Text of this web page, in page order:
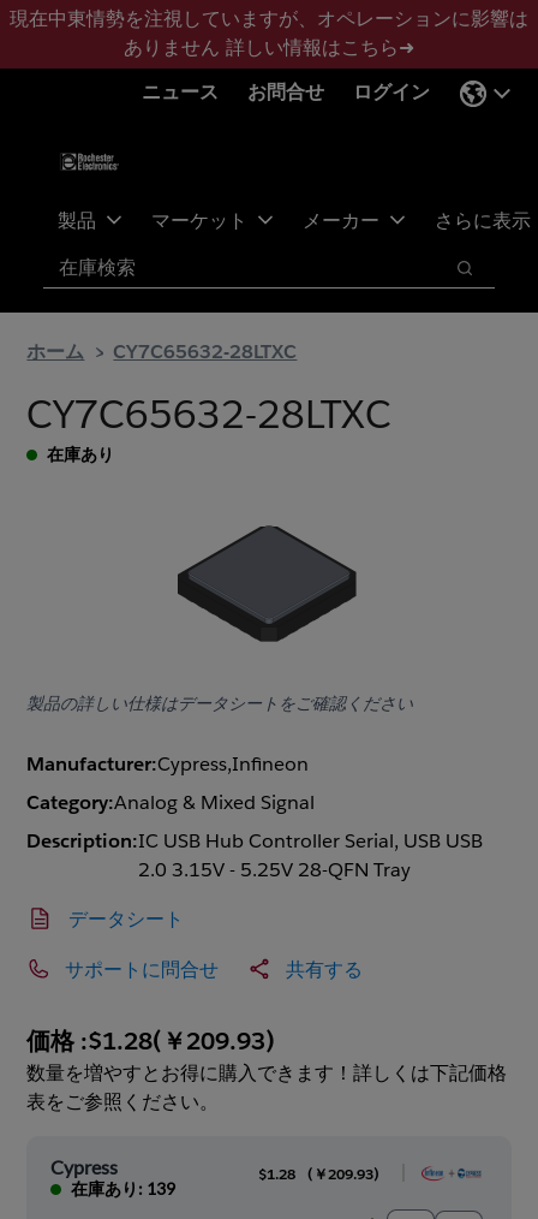
メ
ン
フ
タ
現在中東情勢を注視していますが、オペレーションに影響は
ありません 詳しい情報はこちら➜
ニュース
お問合せ ログイン
製品 マーケット メーカー さらに表示
検索
検索
ホーム CY7C65632-28LTXC
CY7C65632-28LTXC
在庫あり
製品の詳しい仕様はデータシートをご確認ください
Manufacturer:Cypress,Infineon
Category:Analog & Mixed Signal
Description:IC USB Hub Controller Serial, USB USB
2.0 3.15V - 5.25V 28-QFN Tray
データシート
サポートに問合せ 共有する
価格 :$1.28(￥209.93)
数量を増やすとお得に購入できます！詳しくは下記価格
表をご参照ください。
Cypress
在庫あり: 139
$1.28 ( ￥209.93)